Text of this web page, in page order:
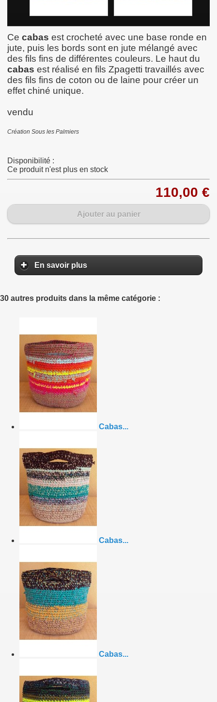
Ce cabas est crocheté avec une base ronde en
jute, puis les bords sont en jute mélangé avec
des fils fins de différentes couleurs. Le haut du
cabas est réalisé en fils Zpagetti travaillés avec
des fils fins de coton ou de laine pour créer un
effet chiné unique.
vendu
Création Sous les Palmiers
Disponibilité :
Ce produit n'est plus en stock
110,00 €
Ajouter au panier
En savoir plus
30 autres produits dans la même catégorie :
Cabas...
Cabas...
Cabas...